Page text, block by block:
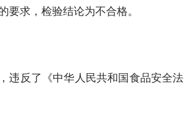
要求，检验结论为不合格。
违反了《中华人民共和国食品安全